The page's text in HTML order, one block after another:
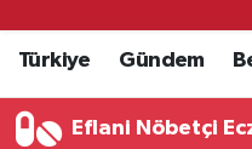
Türkiye Gündem
Eflani Nöbetçi
Süper Lig Puan
Tüm Manşetler